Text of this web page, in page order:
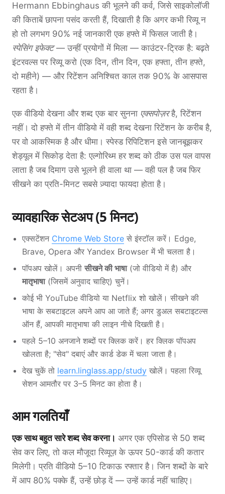
Hermann Ebbinghaus की भूलने की कर्व, जिसे साइकोलॉजी
की किताबें छापना पसंद करती हैं, दिखाती है कि अगर कभी रिव्यू न
हो तो लगभग 90% नई जानकारी एक हफ्ते में फिसल जाती है।
स्पेसिंग इफेक्ट— उन्हीं प्रयोगों में मिला — काउंटर-ट्रिक है: बढ़ते
इंटरवल्स पर रिव्यू करो (एक दिन, तीन दिन, एक हफ्ता, तीन हफ्ते,
दो महीने) — और रिटेंशन अनिश्चित काल तक 90% के आसपास
रहता है।
एक वीडियो देखना और शब्द एक बार सुनना एक्सपोज़रहै, रिटेंशन
नहीं। दो हफ्ते में तीन वीडियो में वही शब्द देखना रिटेंशन के करीब है,
पर वो आकस्मिक है और धीमा। स्पेस्ड रिपिटिशन इसे जानबूझकर
शेड्यूल में सिकोड़ देता है: एल्गोरिथ्म हर शब्द को ठीक उस पल वापस
लाता है जब दिमाग उसे भूलने ही वाला था — वही पल है जब फिर
सीखने का प्रति-मिनट सबसे ज़्यादा फायदा होता है।
व्यावहारिक सेटअप (5 मिनट)
एक्सटेंशन Chrome Web Store से इंस्टॉल करें। Edge,
Brave, Opera और Yandex Browser में भी चलता है।
पॉपअप खोलें। अपनीसीखने की भाषा(जो वीडियो में है) और
मातृभाषा(जिसमें अनुवाद चाहिए) चुनें।
कोई भी YouTube वीडियो या Netflix शो खोलें। सीखने की
भाषा के सबटाइटल अपने आप आ जाते हैं; अगर डुअल सबटाइटल्स
ऑन हैं, आपकी मातृभाषा की लाइन नीचे दिखती है।
पहले 5–10 अनजाने शब्दों पर क्लिक करें। हर क्लिक पॉपअप
खोलता है; "सेव" दबाएं और कार्ड डेक में चला जाता है।
देख चुकें तो learn.linglass.app/study खोलें। पहला रिव्यू
सेशन आमतौर पर 3–5 मिनट का होता है।
आम गलतियाँ
एक साथ बहुत सारे शब्द सेव करना। अगर एक एपिसोड से 50 शब्द
सेव कर लिए, तो कल मौजूदा रिव्यूज़ के ऊपर 50-कार्ड की कतार
मिलेगी। प्रति वीडियो 5–10 टिकाऊ रफ्तार है। जिन शब्दों के बारे
में आप 80% पक्के हैं, उन्हें छोड़ दें — उन्हें कार्ड नहीं चाहिए।